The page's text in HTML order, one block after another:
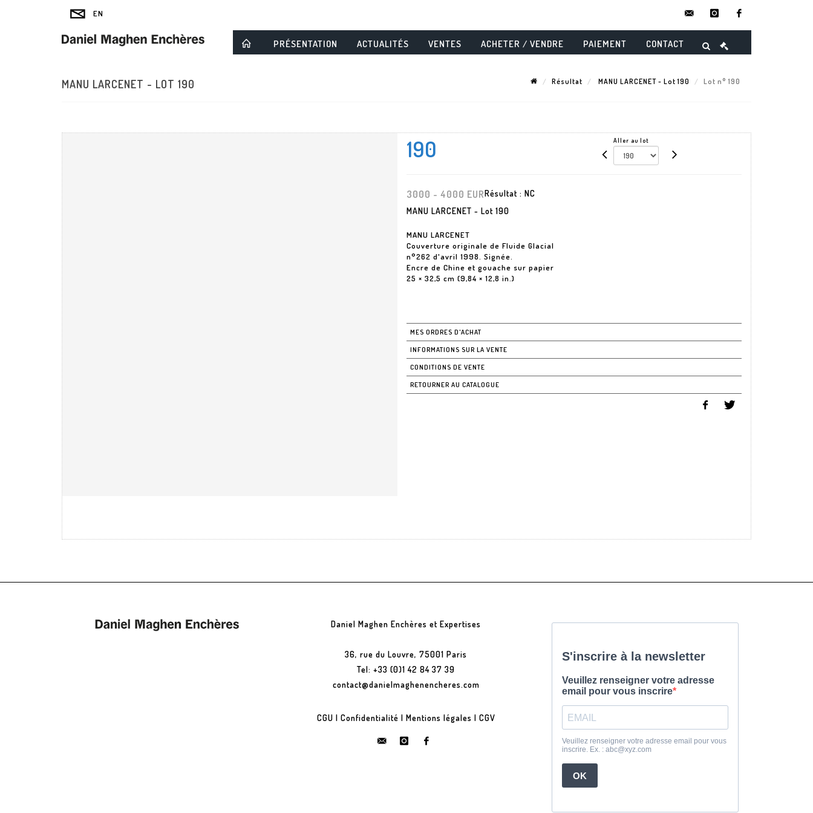
instagram
PRÉSENTATION ACTUALITÉS VENTES ACHETER / VENDRE PAIEMENT CONTACT
MANU LARCENET - LOT 190 Résultat MANU LARCENET - Lot 190 Lot n° 190
190 Aller au lot
3000 - 4000 EURRésultat : NC
MANU LARCENET - Lot 190
MANU LARCENET
Couverture originale de Fluide Glacial
n°262 d'avril 1998. Signée.
Encre de Chine et gouache sur papier
25 × 32,5 cm (9,84 × 12,8 in.)
MES ORDRES D'ACHAT
INFORMATIONS SUR LA VENTE
CONDITIONS DE VENTE
RETOURNER AU CATALOGUE
Daniel Maghen Enchères et Expertises
36, rue du Louvre, 75001 Paris
Tel: +33 (0)1 42 84 37 39
contact@danielmaghenencheres.com
CGU | Confidentialité | Mentions légales | CGV